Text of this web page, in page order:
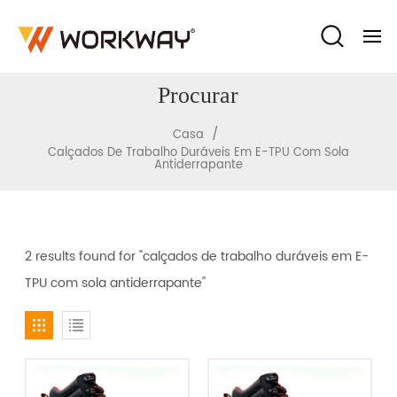
Procurar
Casa /
Calçados De Trabalho Duráveis ​​em E-TPU Com Sola
Antiderrapante
2 results found for "calçados de trabalho duráveis ​​em E-
TPU com sola antiderrapante"